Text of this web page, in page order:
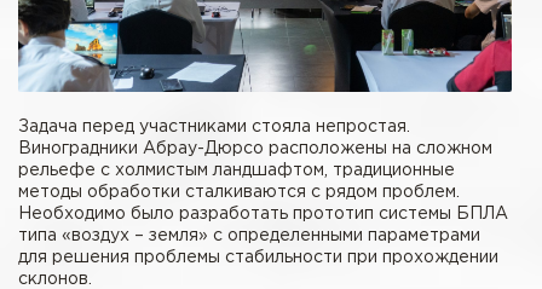
Задача перед участниками стояла непростая.
Виноградники Абрау-Дюрсо расположены на сложном
рельефе с холмистым ландшафтом, традиционные
методы обработки сталкиваются с рядом проблем.
Необходимо было разработать прототип системы БПЛА
типа «воздух – земля» с определенными параметрами
для решения проблемы стабильности при прохождении
склонов.